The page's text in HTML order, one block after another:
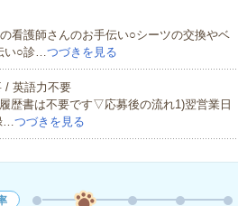
護師さんのお手伝い○シーツの交換やベ
い○診…つづきを見る
/ 英語力不要
歴書は不要です▽応募後の流れ1)翌営業日
…つづきを見る